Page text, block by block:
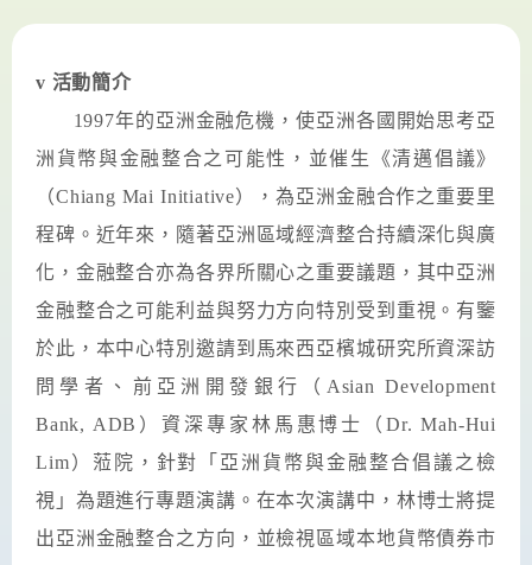
v 活動簡介
1997年的亞洲金融危機，使亞洲各國開始思考亞
洲貨幣與金融整合之可能性，並催生《清邁倡議》
（Chiang Mai Initiative），為亞洲金融合作之重要里
程碑。近年來，隨著亞洲區域經濟整合持續深化與廣
化，金融整合亦為各界所關心之重要議題，其中亞洲
金融整合之可能利益與努力方向特別受到重視。有鑒
於此， 本中心特別邀請到 馬來西亞檳城研究所資深訪
問學者、前亞洲開發銀行
（ Asian Development
Bank, ADB ）資深專家林馬惠博士（Dr. Mah-Hui
Lim）蒞院，針對「亞洲貨幣與金融整合倡議之檢
視」為題進行專題演講。在本次演講中，林博士將提
出亞洲金融整合之方向，並檢視區域本地貨幣債券市